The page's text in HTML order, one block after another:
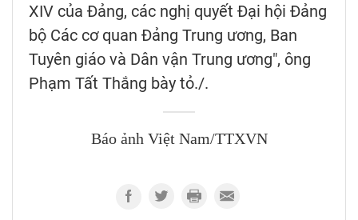
XIV của Đảng, các nghị quyết Đại hội Đảng
bộ Các cơ quan Đảng Trung ương, Ban
Tuyên giáo và Dân vận Trung ương", ông
Phạm Tất Thắng bày tỏ./.
Báo ảnh Việt Nam/TTXVN